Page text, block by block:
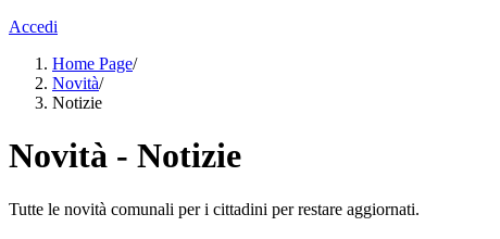
Accedi
Home Page/
Novità/
Notizie
Novità - Notizie
Tutte le novità comunali per i cittadini per restare aggiornati.